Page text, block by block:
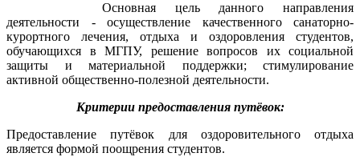
Основная цель данного направления
деятельности
- осуществление качественного санаторно-
курортного лечения, отдыха и оздоровления студентов,
обучающихся в МГПУ, решение вопросов их социальной
защиты и материальной поддержки; стимулирование
активной общественно-полезной деятельности.
Критерии предоставления путёвок:
Предоставление путёвок для оздоровительного отдыха
является формой поощрения студентов.